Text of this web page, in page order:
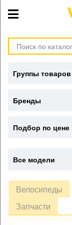
Велосипеды
Запчасти
Группы товаров
Бренды
Подбор по цене
Все модели